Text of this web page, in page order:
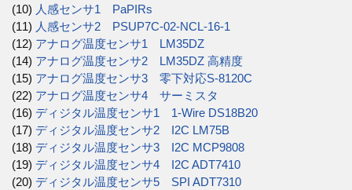
(10) 人感センサ1 PaPIRs
(11) 人感センサ2 PSUP7C-02-NCL-16-1
(12) アナログ温度センサ1 LM35DZ
(14) アナログ温度センサ2 LM35DZ 高精度
(15) アナログ温度センサ3 零下対応S-8120C
(22) アナログ温度センサ4 サーミスタ
(16) ディジタル温度センサ1 1-Wire DS18B20
(17) ディジタル温度センサ2 I2C LM75B
(18) ディジタル温度センサ3 I2C MCP9808
(19) ディジタル温度センサ4 I2C ADT7410
(20) ディジタル温度センサ5 SPI ADT7310